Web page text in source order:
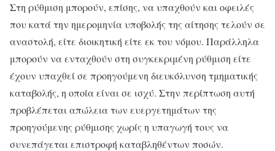
Στη ρύθμιση μπορούν, επίσης, να υπαχθούν και οφειλές
που κατά την ημερομηνία υποβολής της αίτησης τελούν σε
αναστολή, είτε διοικητική είτε εκ του νόμου. Παράλληλα
μπορούν να ενταχθούν στη συγκεκριμένη ρύθμιση είτε
έχουν υπαχθεί σε προηγούμενη διευκόλυνση τμηματικής
καταβολής, η οποία είναι σε ισχύ. Στην περίπτωση αυτή
προβλέπεται απώλεια των ευεργετημάτων της
προηγούμενης ρύθμισης χωρίς η υπαγωγή τους να
συνεπάγεται επιστροφή καταβληθέντων ποσών.